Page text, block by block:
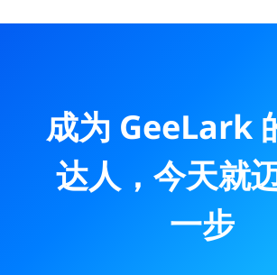
成为 GeeLark
达人，今天就
一步